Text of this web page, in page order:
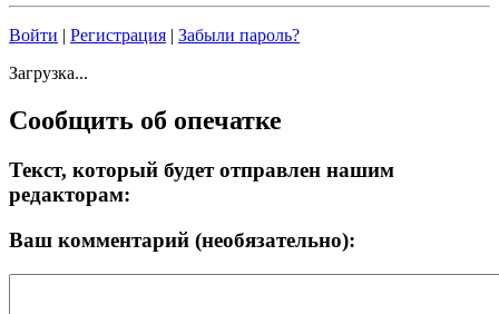
Войти | Регистрация | Забыли пароль?
Загрузка...
Сообщить об опечатке
Текст, который будет отправлен нашим
редакторам:
Ваш комментарий (необязательно):